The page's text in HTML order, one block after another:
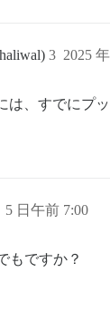
2025
3
は、すでにプ
5 日午前 7:00
もですか？